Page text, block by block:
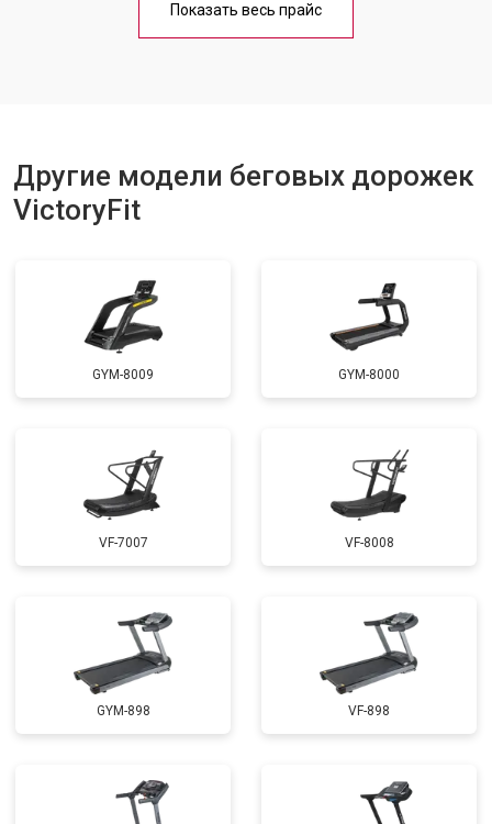
Замена блока питания от 1000 ₽
Показать весь прайс
Другие модели беговых дорожек
VictoryFit
GYM-8009 GYM-8000
VF-7007 VF-8008
GYM-898 VF-898